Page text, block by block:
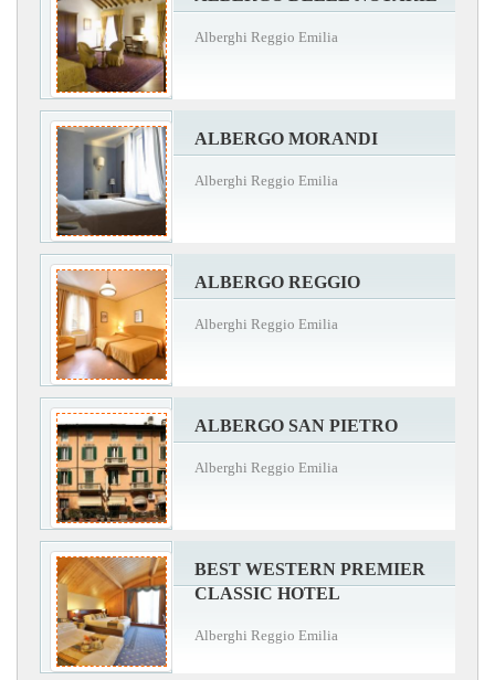
Alberghi Reggio Emilia
ALBERGO MORANDI
Alberghi Reggio Emilia
ALBERGO REGGIO
Alberghi Reggio Emilia
ALBERGO SAN PIETRO
Alberghi Reggio Emilia
BEST WESTERN PREMIER
CLASSIC HOTEL
Alberghi Reggio Emilia